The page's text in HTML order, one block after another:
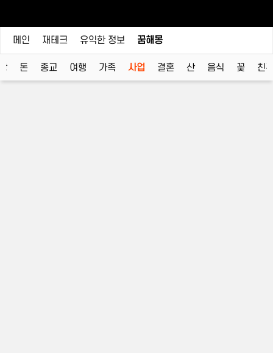
메인 재테크 유익한 정보 꿈해몽
돈 종교 여행 가족 사업 결혼 산 음식 꽃 친